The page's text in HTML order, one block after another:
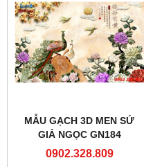
MẪU GẠCH 3D MEN SỨ
GIẢ NGỌC GN184
0902.328.809